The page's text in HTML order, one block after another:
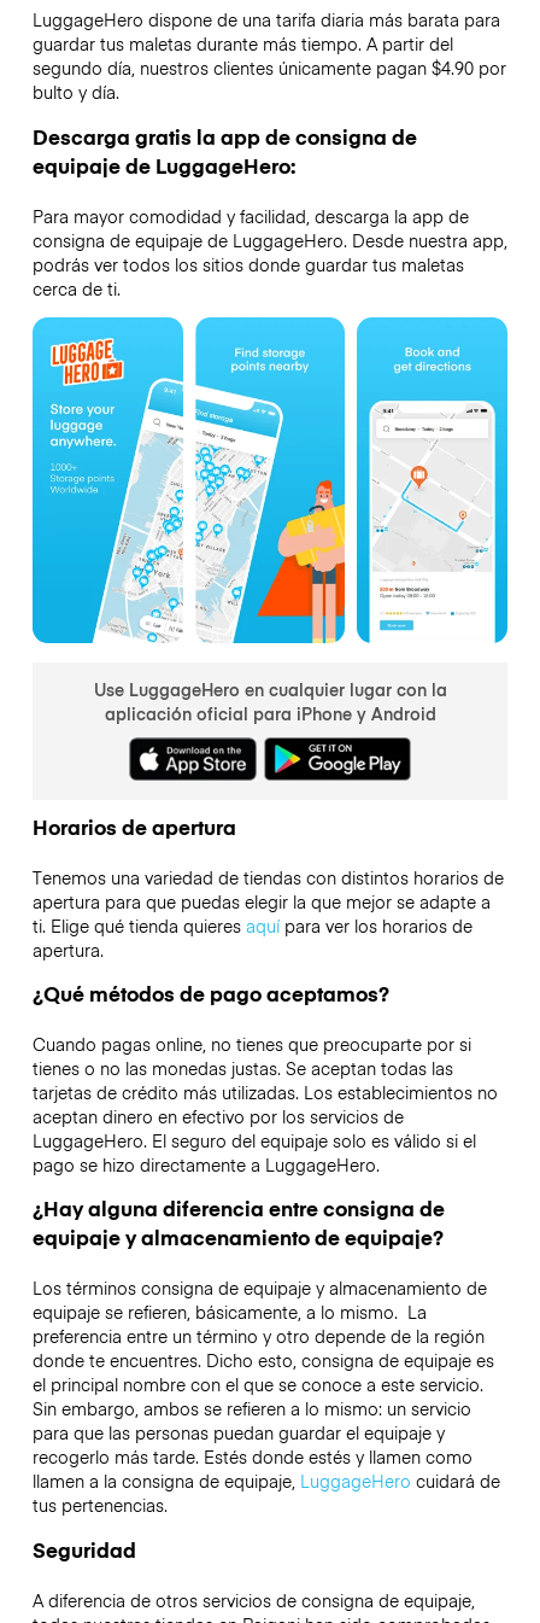
LuggageHero dispone de una tarifa diaria más barata para
guardar tus maletas durante más tiempo. A partir del
segundo día, nuestros clientes únicamente pagan $4.90 por
bulto y día.
Descarga gratis la app de consigna de
equipaje de LuggageHero:
Para mayor comodidad y facilidad, descarga la app de
consigna de equipaje de LuggageHero. Desde nuestra app,
podrás ver todos los sitios donde guardar tus maletas
cerca de ti.
Use LuggageHero en cualquier lugar con la
aplicación oficial para iPhone y Android
Horarios de apertura
Tenemos una variedad de tiendas con distintos horarios de
apertura para que puedas elegir la que mejor se adapte a
ti. Elige qué tienda quieres aquípara ver los horarios de
apertura.
¿Qué métodos de pago aceptamos?
Cuando pagas online, no tienes que preocuparte por si
tienes o no las monedas justas. Se aceptan todas las
tarjetas de crédito más utilizadas. Los establecimientos no
aceptan dinero en efectivo por los servicios de
LuggageHero. El seguro del equipaje solo es válido si el
pago se hizo directamente a LuggageHero.
¿Hay alguna diferencia entre consigna de
equipaje y almacenamiento de equipaje?
Los términos consigna de equipaje y almacenamiento de
equipaje se refieren, básicamente, a lo mismo. La
preferencia entre un término y otro depende de la región
donde te encuentres. Dicho esto, consigna de equipaje es
el principal nombre con el que se conoce a este servicio.
Sin embargo, ambos se refieren a lo mismo: un servicio
para que las personas puedan guardar el equipaje y
recogerlo más tarde. Estés donde estés y llamen como
llamen a la consigna de equipaje,LuggageHero cuidará de
tus pertenencias.
Seguridad
A diferencia de otros servicios de consigna de equipaje,